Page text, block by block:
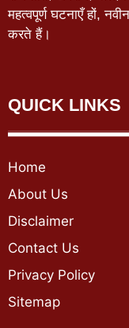
महत्वपूर्ण घटनाएँ हों,
करते हैं।
QUICK LINKS
Home
About Us
Disclaimer
Contact Us
Privacy Policy
Sitemap